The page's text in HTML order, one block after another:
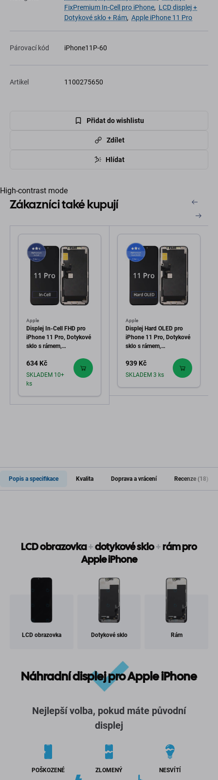
FixPremium In-Cell pro iPhone, LCD displej +
Dotykové sklo + Rám, Apple iPhone 11 Pro
Párovací kód iPhone11P-60
Artikel 1100275650
Přidat do wishlistu
Zdílet
Hlídat
High-contrast mode
Zákazníci také kupují
Apple
Displej In-Cell FHD pro
iPhone 11 Pro, Dotykové
sklo s rámem,
634 Kč
SKLADEM 10+
ks
Apple
Displej Hard OLED pro
iPhone 11 Pro, Dotykové
sklo s rámem,
939 Kč
SKLADEM 3 ks
Popis a specifikace Kvalita Doprava a vrácení Recenze (18)
LCD obrazovka+dotykové sklo+rám pro
Apple iPhone
LCD obrazovka Dotykové sklo Rám
Náhradní displej pro Apple iPhone
Nejlepší volba, pokud máte původní
displej
POŠKOZENÉ ZLOMENÝ NESVÍTÍ